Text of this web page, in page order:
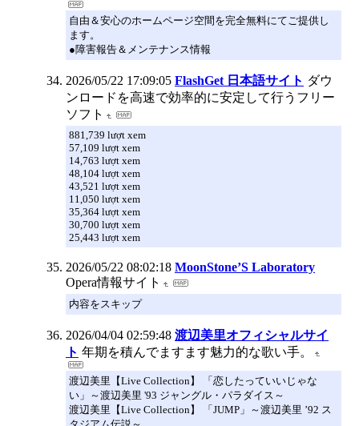
自由＆安心のホームページ空間を完全無料にてご提供し
ます。
●障害報告＆メンテナンス情報
2026/05/22 17:09:05 FlashGet 日本語サイト ダウ
ンロードを高速で効率的に安定して行うフリー
ソフト
881,739 lượt xem
57,109 lượt xem
14,763 lượt xem
48,104 lượt xem
43,521 lượt xem
11,050 lượt xem
35,364 lượt xem
30,700 lượt xem
25,443 lượt xem
2026/05/22 08:02:18 MoonStone’S Laboratory
Opera情報サイト
内容をスキップ
2026/04/04 02:59:48 渡辺美里オフィシャルサイ
ト 年期を積んでますます魅力的な歌い手。
渡辺美里【Live Collection】 「恋したっていいじゃな
い」～渡辺美里 '93 ジャングル・パラダイス～
渡辺美里【Live Collection】 「JUMP」～渡辺美里 ’92 ス